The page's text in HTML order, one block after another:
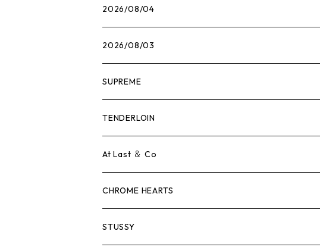
2026/08/04
2026/08/03
SUPREME
Tシャツ
ロンTEE
スウェット/ニット
シャツ
TENDERLOIN
Tシャツ
ロンTEE
スウェット/ニット
At Last ＆ Co
Tシャツ
ロンTEE
CHROME HEARTS
Tシャツ
STUSSY